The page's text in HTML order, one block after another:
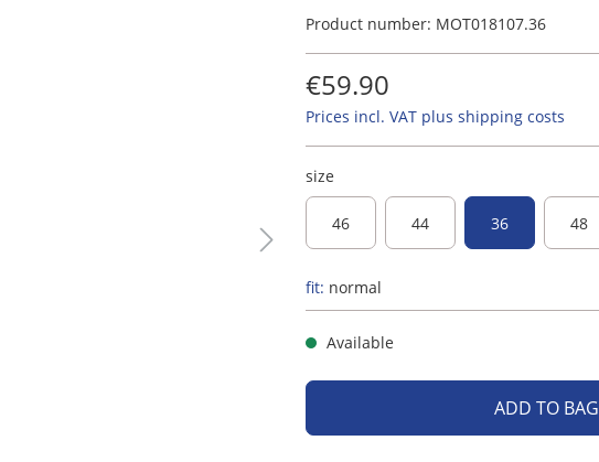
Product number: MOT018107.36
€59.90
Prices incl. VAT plus shipping costs
size
46 44 36 48
fit: normal
Available
ADD TO BAG